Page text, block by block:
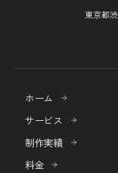
東京都
ホーム
サービス
制作実績
料金